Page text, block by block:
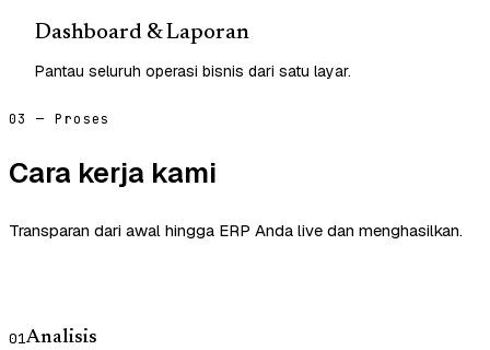
Dashboard & Laporan
Pantau seluruh operasi bisnis dari satu layar.
03 — Proses
Cara kerja kami
Transparan dari awal hingga ERP Anda live dan menghasilkan.
01Analisis